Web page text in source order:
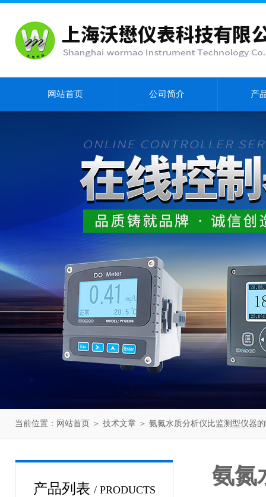
网站首页 公司简介 产
当前位置： 网站首页 ＞ 技术文章 ＞ 氨氮水质分析仪比监测型仪器
产品列表 / PRODUCTS
氨氮